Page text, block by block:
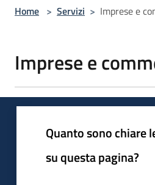
Home > Servizi > Imprese e
Imprese e
Quanto sono chiare
su questa pagina?